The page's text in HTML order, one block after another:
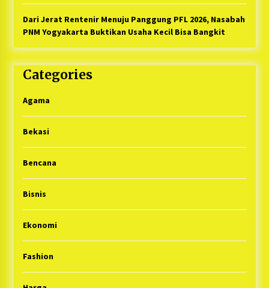
Dari Jerat Rentenir Menuju Panggung PFL 2026, Nasabah
PNM Yogyakarta Buktikan Usaha Kecil Bisa Bangkit
Categories
Agama
Bekasi
Bencana
Bisnis
Ekonomi
Fashion